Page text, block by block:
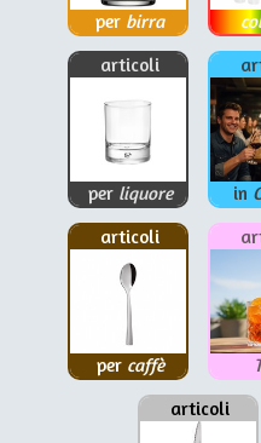
per birra
articoli
per liquore in
articoli
per caffè
articoli